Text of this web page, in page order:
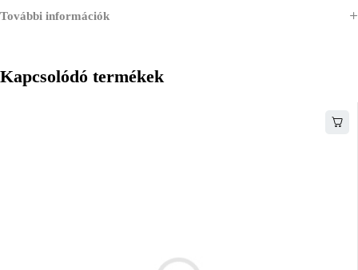
További információk
Kapcsolódó termékek